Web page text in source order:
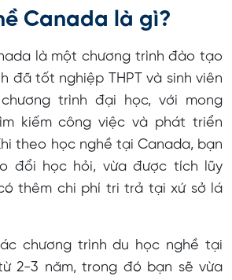
Canada là gì?
là một chương trình đào tạo
đã tốt nghiệp THPT và sinh viên
trình đại học, với mong
kiếm công việc và phát triển
theo học nghề tại Canada, bạn
đổi học hỏi, vừa được tích lũy
thêm chi phí tri trả tại xứ sở lá
chương trình du học nghề tại
2-3 năm, trong đó bạn sẽ vừa